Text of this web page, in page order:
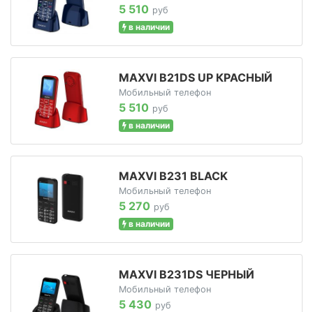
5 510 руб
в наличии
MAXVI B21DS UP КРАСНЫЙ
Мобильный телефон
5 510 руб
в наличии
MAXVI B231 BLACK
Мобильный телефон
5 270 руб
в наличии
MAXVI B231DS ЧЕРНЫЙ
Мобильный телефон
5 430 руб